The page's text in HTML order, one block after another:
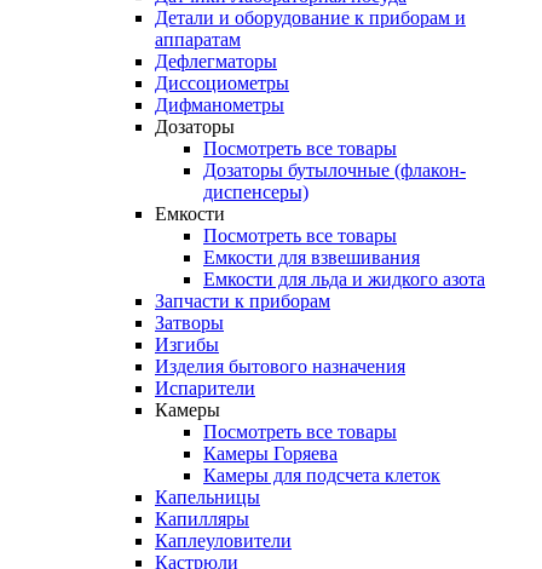
Детали и оборудование к приборам и
аппаратам
Дефлегматоры
Диссоциометры
Дифманометры
Дозаторы
Посмотреть все товары
Дозаторы бутылочные (флакон-
диспенсеры)
Емкости
Посмотреть все товары
Емкости для взвешивания
Емкости для льда и жидкого азота
Запчасти к приборам
Затворы
Изгибы
Изделия бытового назначения
Испарители
Камеры
Посмотреть все товары
Камеры Горяева
Камеры для подсчета клеток
Капельницы
Капилляры
Каплеуловители
Кастрюли